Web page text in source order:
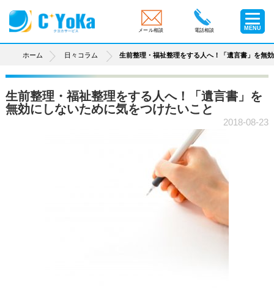
メール相談 電話相談 MENU
ホーム 日々コラム 生前整理・福祉整理をする人へ！「遺言書」を無
生前整理・福祉整理をする人へ！「遺言書」を
無効にしないために気をつけたいこと
2018-08-23